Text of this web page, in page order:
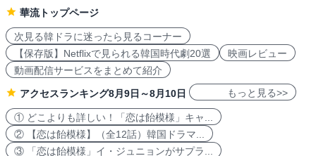
華流トップページ
次見る韓ドラに迷ったら見るコーナー
【保存版】Netflixで見られる韓国時代劇20選
映画レビュー
動画配信サービスをまとめて紹介
アクセスランキング8月9日～8月10日 もっと見る>>
① どこよりも詳しい！「恋は飴模様」キャ...
② 【恋は飴模様】（全12話）韓国ドラマ...
③ 「恋は飴模様」イ・ジュニョンがサプラ...